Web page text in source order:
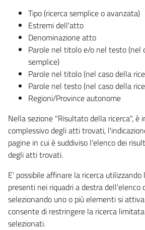
Tipo (ricerca semplice o avanzata)
Estremi dell'atto
Denominazione atto
Parole nel titolo e/o nel testo (nel
semplice)
Parole nel titolo (nel caso della
Parole nel testo (nel caso della
Regioni/Province autonome
Nella sezione "Risultato della ricerca", è
complessivo degli atti trovati,
pagine in cui è suddiviso l'elenco dei
degli atti trovati.
E' possibile affinare la ricerca
presenti nei riquadri a destra dell'elenco
selezionando uno o più elementi si
consente di restringere la ricerca
selezionati.